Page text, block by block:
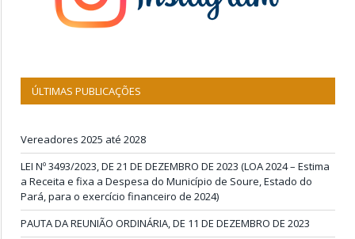
ÚLTIMAS PUBLICAÇÕES
Vereadores 2025 até 2028
LEI Nº 3493/2023, DE 21 DE DEZEMBRO DE 2023 (LOA 2024 – Estima
a Receita e fixa a Despesa do Município de Soure, Estado do
Pará, para o exercício financeiro de 2024)
PAUTA DA REUNIÃO ORDINÁRIA, DE 11 DE DEZEMBRO DE 2023